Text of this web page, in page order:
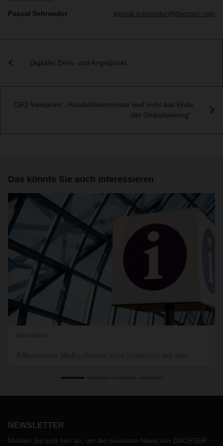
Pascal Schroeder pascal.schroeder@dachser.com
Digitaler Dreh- und Angelpunkt
CEO Viewpoint: „Handelshemmnisse sind nicht das Ende
der Globalisierung“
Das könnte Sie auch interessieren
03/19/2020
öffentlichen Lebens angeordnet haben und zum Teil ihre
Herausforderungen konfrontiert. Aufgrund von
NEWSLETTER
Melden Sie sich hier an, um die neuesten News von DACHSER